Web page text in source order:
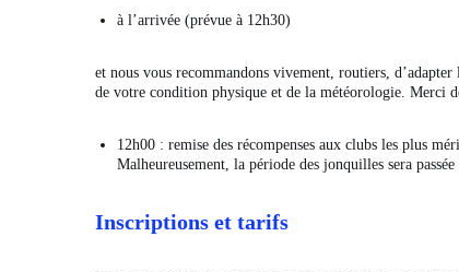
à l’arrivée (prévue à 12h30)
et nous vous recommandons vivement, routiers,
de votre condition physique et de la météorologie. Merci
12h00 : remise des récompenses aux clubs les plus
Malheureusement, la période des jonquilles sera
Inscriptions et tarifs